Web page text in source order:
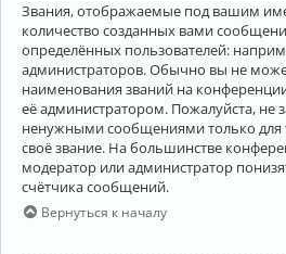
Звания, отображаемые под вашим
количество созданных вами
определённых пользователей:
администраторов. Обычно вы не
наименования званий на
её администратором. Пожалуйста, не
ненужными сообщениями только для
своё звание. На большинстве
модератор или администратор
счётчика сообщений.
Вернуться к началу